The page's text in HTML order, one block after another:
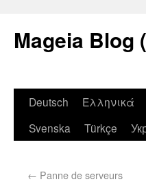
Mageia Blog
Deutsch Ελληνικά
Svenska
Türkçe
← Panne de serveurs